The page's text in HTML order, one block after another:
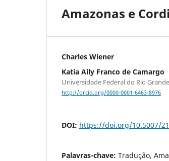
Amazonas e
Charles Wiener
Katia Aily Franco de Camargo
Universidade Federal do Rio
http://orcid.org/0000-0001-6463-8976
DOI: https://doi.org/10.5007/
Palavras-chave: Tradução,